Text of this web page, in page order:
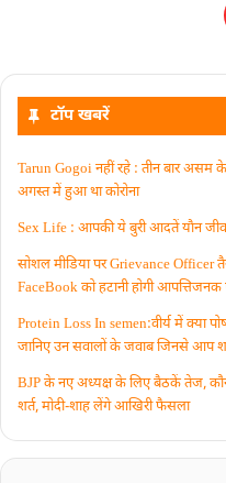
टॉप खबरें
Tarun Gogoi नहीं रहे : तीन बार असम
अगस्त में हुआ था कोरोना
Sex Life : आपकी ये बुरी आदतें याैन
सोशल मीडिया पर Grievance Officer
FaceBook को हटानी होगी आपत्तिजनक
Protein Loss In semen:वीर्य में क्या
जानिए उन सवालों के जवाब जिनसे आप
BJP के नए अध्यक्ष के लिए बैठकें तेज, कौन
शर्त, मोदी-शाह लेंगे आखिरी फैसला